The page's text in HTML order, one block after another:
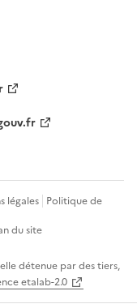
légales Politique de
du site
détenue par des tiers,
etalab-2.0